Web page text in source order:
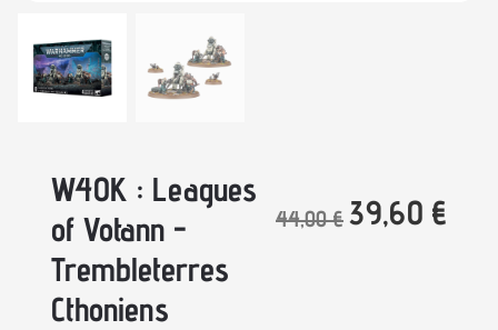
W40K : Leagues
of Votann -
Trembleterres
Cthoniens
39,60 €
44,00€